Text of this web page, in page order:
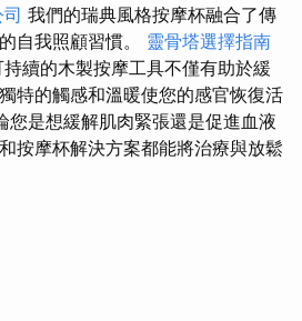
我們的瑞典風格按摩杯融合了傳
自我照顧習慣。 靈骨塔選擇指南
續的木製按摩工具不僅有助於緩
特的觸感和溫暖使您的感官恢復活
您是想緩解肌肉緊張還是促進血液
按摩杯解決方案都能將治療與放鬆